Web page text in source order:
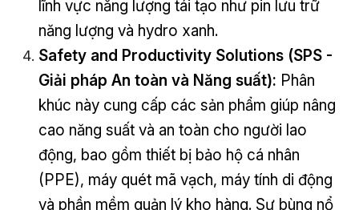
lĩnh vực năng lượng tái tạo như pin lưu trữ
năng lượng và hydro xanh.
Safety and Productivity Solutions (SPS -
Giải pháp An toàn và Năng suất): Phân
khúc này cung cấp các sản phẩm giúp nâng
cao năng suất và an toàn cho người lao
động, bao gồm thiết bị bảo hộ cá nhân
(PPE), máy quét mã vạch, máy tính di động
và phần mềm quản lý kho hàng. Sự bùng nổ